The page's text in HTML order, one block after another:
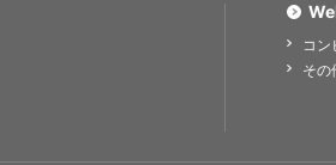
コ
その